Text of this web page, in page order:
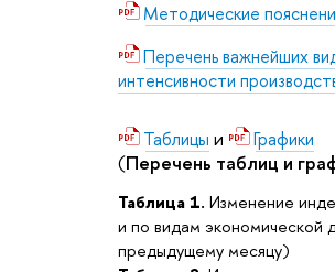
Методические
Перечень важнейших
интенсивности
Таблицы и Графики
(Перечень таблиц и
Таблица 1. Изменение
и по видам экономической
предыдущему месяцу)